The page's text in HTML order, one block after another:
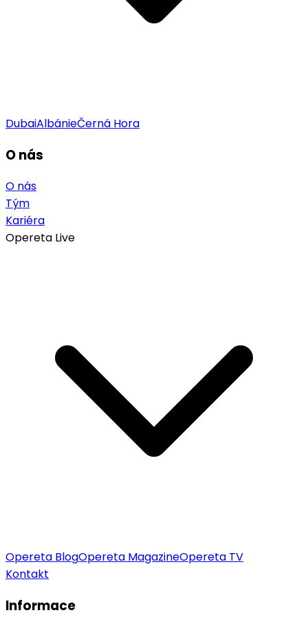
DubaiAlbánieČerná Hora
O nás
O nás
Tým
Kariéra
Opereta Live
Opereta BlogOpereta MagazineOpereta TV
Kontakt
Informace